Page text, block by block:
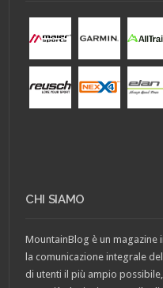
CHI SIAMO
MountainBlog è un magazine
la comunicazione integrale
di utenti il più ampio